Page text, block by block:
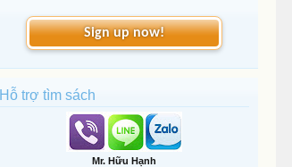
Sign up now!
Hỗ trợ tìm sách
Mr. Hữu Hạnh